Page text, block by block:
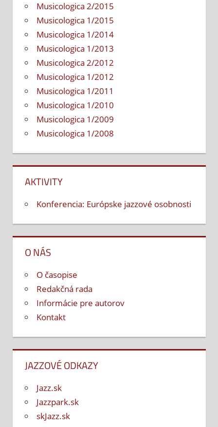
Musicologica 2/2015
Musicologica 1/2015
Musicologica 1/2014
Musicologica 1/2013
Musicologica 2/2012
Musicologica 1/2012
Musicologica 1/2011
Musicologica 1/2010
Musicologica 1/2009
Musicologica 1/2008
AKTIVITY
Konferencia: Európske jazzové osobnosti
O NÁS
O časopise
Redakčná rada
Informácie pre autorov
Kontakt
JAZZOVÉ ODKAZY
Jazz.sk
Jazzpark.sk
skJazz.sk